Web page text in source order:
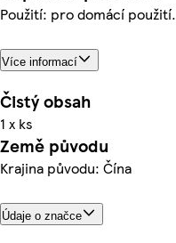
Použití: pro domácí použití.
Více informací
Čistý obsah
1 x ks
Země původu
Krajina původu: Čína
Údaje o značce